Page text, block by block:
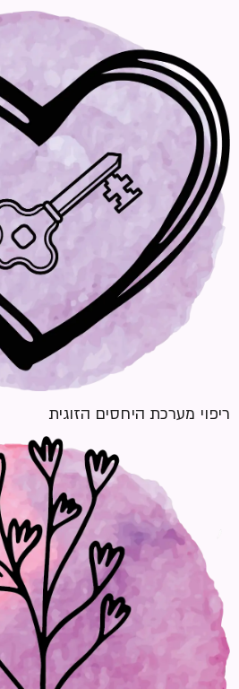
ריפוי מערכת היחסים הזוגית